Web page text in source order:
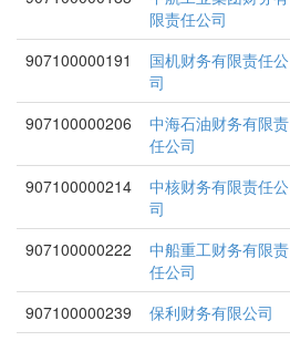
限责任公司
907100000191
国机财务有限责任公
司
907100000206
中海石油财务有限责
任公司
907100000214
中核财务有限责任公
司
907100000222
中船重工财务有限责
任公司
907100000239 保利财务有限公司